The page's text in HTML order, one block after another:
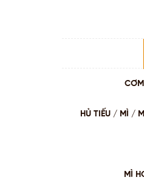
HỦ TIẾU / MÌ /
MÌ